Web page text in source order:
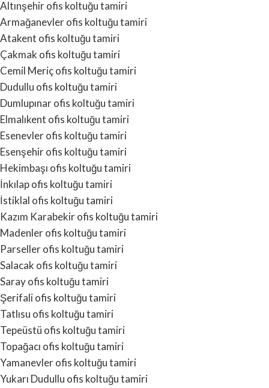
Altınşehir ofis koltuğu tamiri
Armağanevler ofis koltuğu tamiri
Atakent ofis koltuğu tamiri
Çakmak ofis koltuğu tamiri
Cemil Meriç ofis koltuğu tamiri
Dudullu ofis koltuğu tamiri
Dumlupınar ofis koltuğu tamiri
Elmalıkent ofis koltuğu tamiri
Esenevler ofis koltuğu tamiri
Esenşehir ofis koltuğu tamiri
Hekimbaşı ofis koltuğu tamiri
İnkılap ofis koltuğu tamiri
İstiklal ofis koltuğu tamiri
Kazım Karabekir ofis koltuğu tamiri
Madenler ofis koltuğu tamiri
Parseller ofis koltuğu tamiri
Salacak ofis koltuğu tamiri
Saray ofis koltuğu tamiri
Şerifali ofis koltuğu tamiri
Tatlısu ofis koltuğu tamiri
Tepeüstü ofis koltuğu tamiri
Topağacı ofis koltuğu tamiri
Yamanevler ofis koltuğu tamiri
Yukarı Dudullu ofis koltuğu tamiri